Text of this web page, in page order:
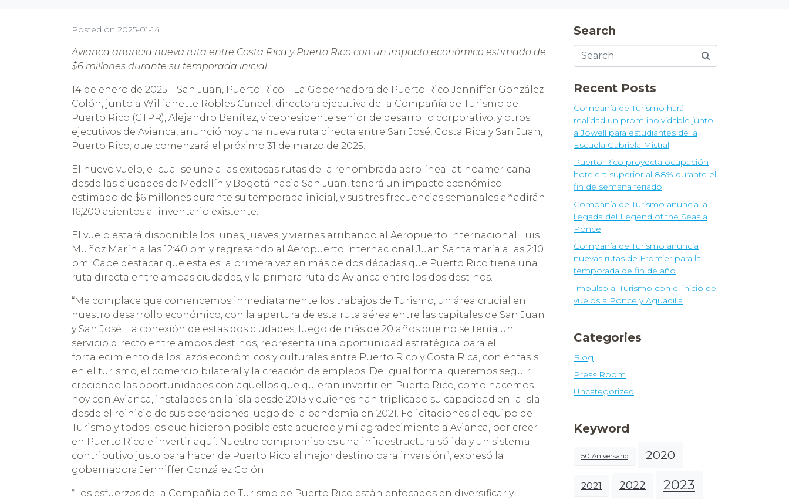
Posted on 2025-01-14
Avianca anuncia nueva ruta entre Costa Rica y Puerto Rico con un impacto económico estimado de
$6 millones durante su temporada inicial.
14 de enero de 2025 – San Juan, Puerto Rico – La Gobernadora de Puerto Rico Jenniffer González
Colón, junto a Willianette Robles Cancel, directora ejecutiva de la Compañía de Turismo de
Puerto Rico (CTPR), Alejandro Benítez, vicepresidente senior de desarrollo corporativo, y otros
ejecutivos de Avianca, anunció hoy una nueva ruta directa entre San José, Costa Rica y San Juan,
Puerto Rico; que comenzará el próximo 31 de marzo de 2025.
El nuevo vuelo, el cual se une a las exitosas rutas de la renombrada aerolínea latinoamericana
desde las ciudades de Medellín y Bogotá hacia San Juan, tendrá un impacto económico
estimado de $6 millones durante su temporada inicial, y sus tres frecuencias semanales añadirán
16,200 asientos al inventario existente.
El vuelo estará disponible los lunes, jueves, y viernes arribando al Aeropuerto Internacional Luis
Muñoz Marín a las 12:40 pm y regresando al Aeropuerto Internacional Juan Santamaría a las 2:10
pm. Cabe destacar que esta es la primera vez en más de dos décadas que Puerto Rico tiene una
ruta directa entre ambas ciudades, y la primera ruta de Avianca entre los dos destinos.
“Me complace que comencemos inmediatamente los trabajos de Turismo, un área crucial en
nuestro desarrollo económico, con la apertura de esta ruta aérea entre las capitales de San Juan
y San José. La conexión de estas dos ciudades, luego de más de 20 años que no se tenía un
servicio directo entre ambos destinos, representa una oportunidad estratégica para el
fortalecimiento de los lazos económicos y culturales entre Puerto Rico y Costa Rica, con énfasis
en el turismo, el comercio bilateral y la creación de empleos. De igual forma, queremos seguir
creciendo las oportunidades con aquellos que quieran invertir en Puerto Rico, como hacemos
hoy con Avianca, instalados en la isla desde 2013 y quienes han triplicado su capacidad en la Isla
desde el reinicio de sus operaciones luego de la pandemia en 2021. Felicitaciones al equipo de
Turismo y todos los que hicieron posible este acuerdo y mi agradecimiento a Avianca, por creer
en Puerto Rico e invertir aquí. Nuestro compromiso es una infraestructura sólida y un sistema
contributivo justo para hacer de Puerto Rico el mejor destino para inversión”, expresó la
gobernadora Jenniffer González Colón.
“Los esfuerzos de la Compañía de Turismo de Puerto Rico están enfocados en diversificar y
Search
Recent Posts
Compañía de Turismo hará
realidad un prom inolvidable junto
a Jowell para estudiantes de la
Escuela Gabriela Mistral
Puerto Rico proyecta ocupación
hotelera superior al 88% durante el
fin de semana feriado
Compañía de Turismo anuncia la
llegada del Legend of the Seas a
Ponce
Compañía de Turismo anuncia
nuevas rutas de Frontier para la
temporada de fin de año
Impulso al Turismo con el inicio de
vuelos a Ponce y Aguadilla
Categories
Blog
Press Room
Uncategorized
Keyword
50 Aniversario 2020
2021 2022 2023